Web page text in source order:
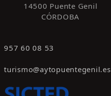
14500 Puente Genil
CÓRDOBA
957 60 08 53
turismo@aytopuentegenil.es